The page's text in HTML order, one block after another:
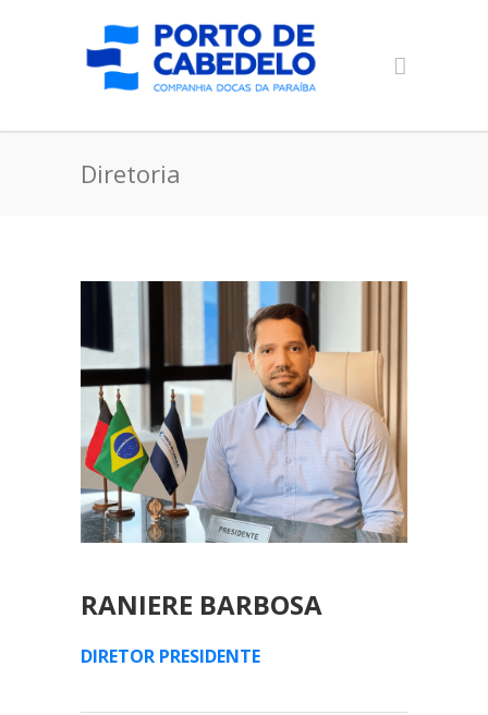
Diretoria
RANIERE BARBOSA
DIRETOR PRESIDENTE